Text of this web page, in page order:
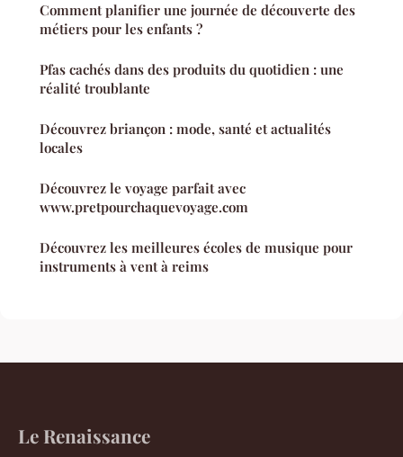
Comment planifier une journée de découverte des
métiers pour les enfants ?
Pfas cachés dans des produits du quotidien : une
réalité troublante
Découvrez briançon : mode, santé et actualités
locales
Découvrez le voyage parfait avec
www.pretpourchaquevoyage.com
Découvrez les meilleures écoles de musique pour
instruments à vent à reims
Le Renaissance